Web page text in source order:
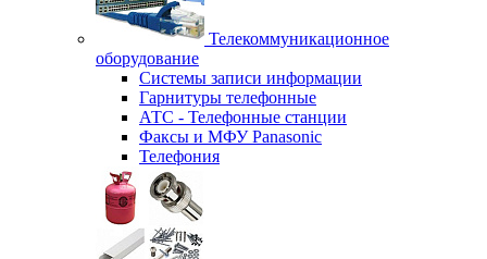
Телекоммуникационное
оборудование
Системы записи информации
Гарнитуры телефонные
АТС - Телефонные станции
Факсы и МФУ Panasonic
Телефония